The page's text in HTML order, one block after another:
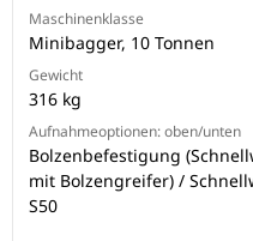
Maschinenklasse
Minibagger, 10 Tonnen
Gewicht
316 kg
Aufnahmeoptionen: oben/unten
Bolzenbefestigung
mit Bolzengreifer) /
S50